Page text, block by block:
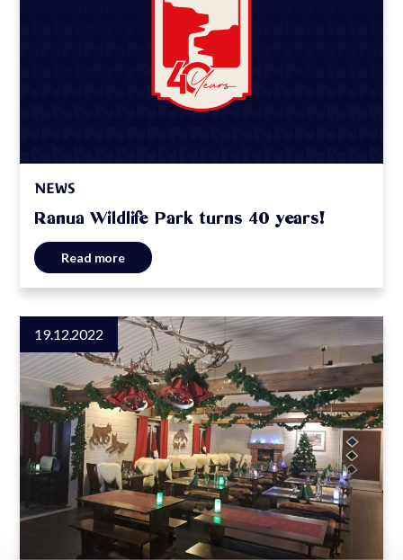
NEWS
Ranua Wildlife Park turns 40 years!
Read more
19.12.2022